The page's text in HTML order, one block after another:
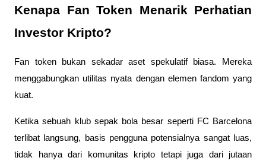
Kenapa Fan Token Menarik Perhatian
Investor Kripto?
Fan token bukan sekadar aset spekulatif biasa. Mereka
menggabungkan utilitas nyata dengan elemen fandom yang
kuat.
Ketika sebuah klub sepak bola besar seperti FC Barcelona
terlibat langsung, basis pengguna potensialnya sangat luas,
tidak hanya dari komunitas kripto tetapi juga dari jutaan